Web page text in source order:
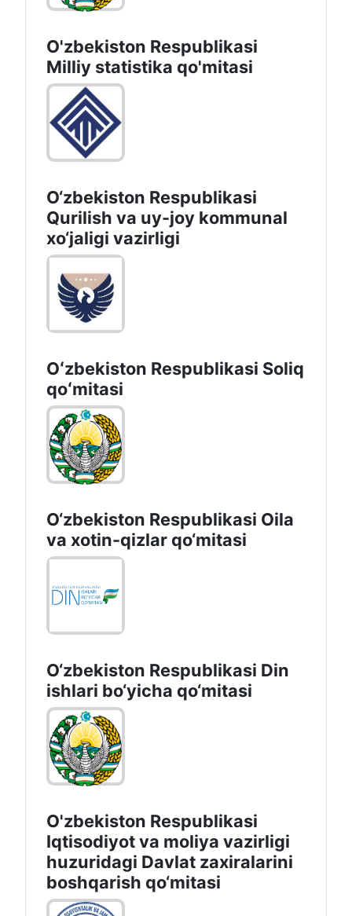
O'zbekiston Respublikasi
Milliy statistika qo'mitasi
O‘zbekiston Respublikasi
Qurilish va uy-joy kommunal
xo‘jaligi vazirligi
Oʻzbekiston Respublikasi Soliq
qoʻmitasi
O‘zbekiston Respublikasi Oila
va xotin-qizlar qo‘mitasi
O‘zbekiston Respublikаsi Din
ishlаri bo‘yichа qo‘mitаsi
O'zbekiston Respublikasi
Iqtisodiyot va moliya vazirligi
huzuridаgi Dаvlаt zаxirаlаrini
boshqаrish qo‘mitаsi